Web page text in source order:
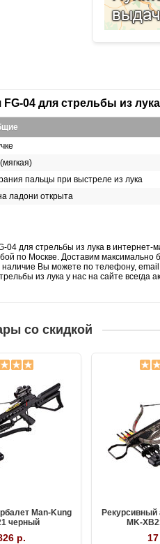
04 для стрельбы из лука
пальцы при выстреле из лука
ладони открыта
04 для стрельбы из лука в интернет-
по Москве. Доставим максимально
Вы можете по телефону,
из лука у нас на сайте всегда
со скидкой
Man-Kung
черный
р.
Рекурсивный
MK-